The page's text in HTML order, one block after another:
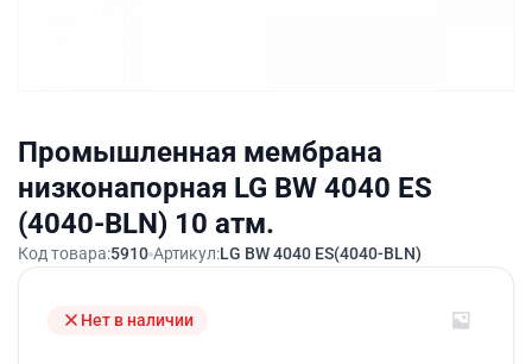
Промышленная мембрана
низконапорная LG BW 4040 ES
(4040-BLN) 10 атм.
Код товара:5910 Артикул:LG BW 4040 ES(4040-BLN)
Нет в наличии